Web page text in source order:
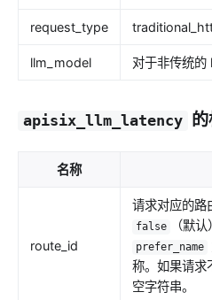
request_type
llm_model 对于非传统
apisix_llm_latency
名称
route_id
请求对应的路
false （默
prefer_name
称。如果请求
空字符串。